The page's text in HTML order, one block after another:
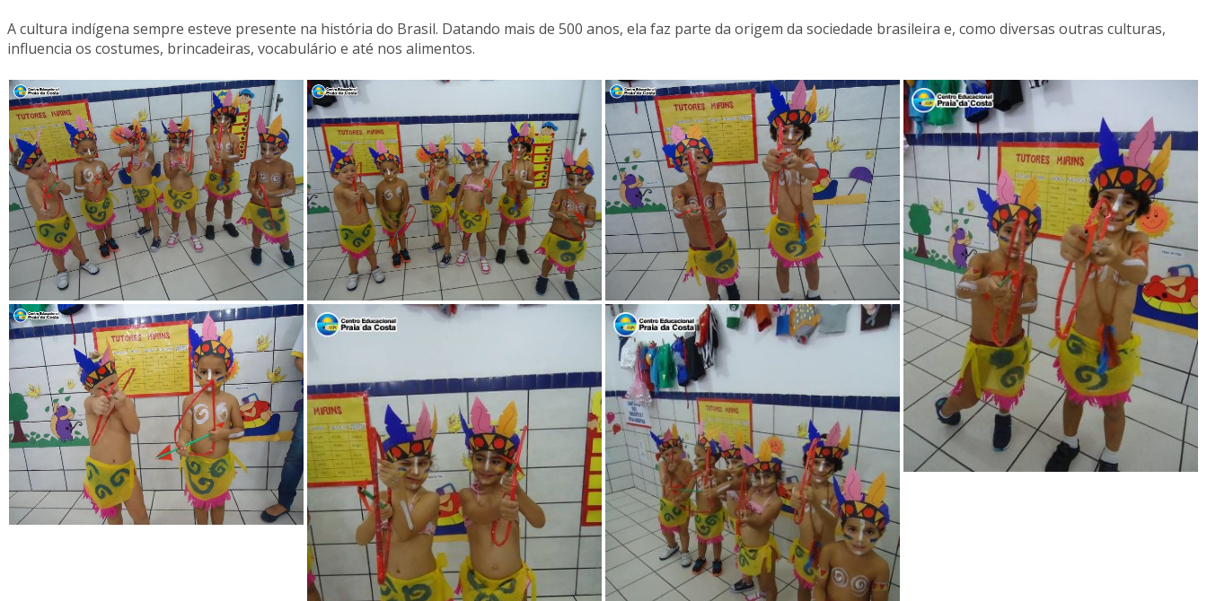
A cultura indígena sempre esteve presente na história do Brasil. Datando mais de 500 anos, ela faz parte da origem da sociedade brasileira e, como diversas outras culturas,
influencia os costumes, brincadeiras, vocabulário e até nos alimentos.